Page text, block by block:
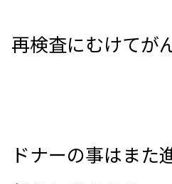
再検査にむけてが
ドナーの事はまた